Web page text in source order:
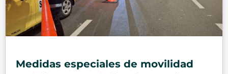
Medidas especiales de movilidad